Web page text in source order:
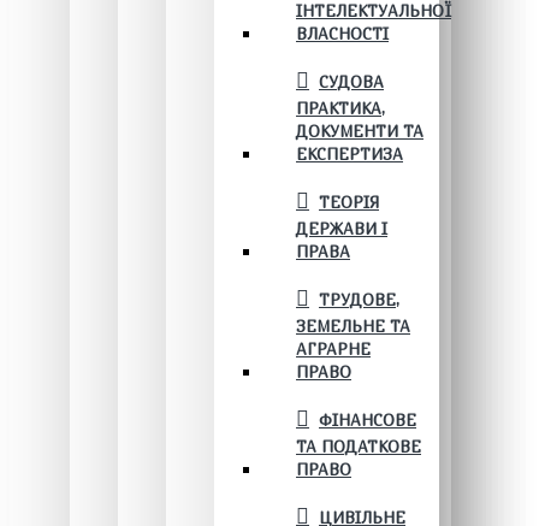
ІНТЕЛЕКТУАЛЬНОЇ
ВЛАСНОСТІ
СУДОВА
ПРАКТИКА,
ДОКУМЕНТИ ТА
ЕКСПЕРТИЗА
ТЕОРІЯ
ДЕРЖАВИ І
ПРАВА
ТРУДОВЕ,
ЗЕМЕЛЬНЕ ТА
АГРАРНЕ
ПРАВО
ФІНАНСОВЕ
ТА ПОДАТКОВЕ
ПРАВО
ЦИВІЛЬНЕ